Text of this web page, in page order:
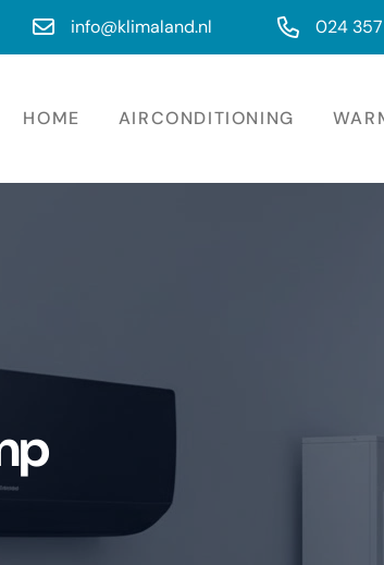
info@klimaland.nl 024
HOME AIRCONDITIONING